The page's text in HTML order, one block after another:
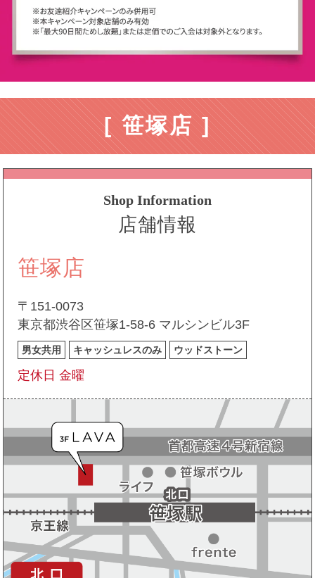
[ 笹塚店 ]
Shop Information
店舗情報
笹塚店
〒151-0073
東京都渋谷区笹塚1-58-6 マルシンビル3F
男女共用 キャッシュレスのみ ウッドストーン
定休日 金曜